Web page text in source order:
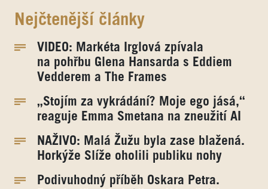
Nejčtenější články
VIDEO: Markéta Irglová zpívala
na pohřbu Glena Hansarda s Eddiem
Vedderem a The Frames
„Stojím za vykrádání? Moje ego jásá,“
reaguje Emma Smetana na zneužití AI
NAŽIVO: Malá Žužu byla zase blažená.
Horkýže Slíže oholili publiku nohy
Podivuhodný příběh Oskara Petra.